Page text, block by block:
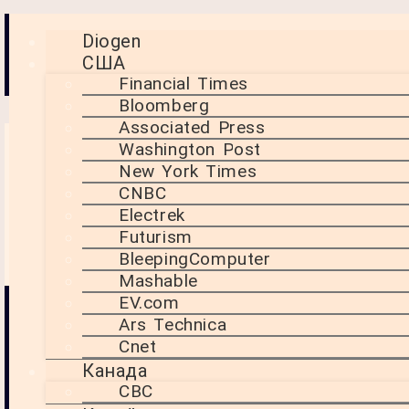
Diogen
США
Financial Times
Bloomberg
Associated Press
Washington Post
New York Times
CNBC
Electrek
Futurism
BleepingComputer
Mashable
EV.com
Ars Technica
Cnet
Канада
CBC
Новини світових ЗМІ з
аналітикою від Діогена
Wizz Air акції
стрімко впали
на 26% через
Акції авіакомпанії
Wizz Air впали на
26% через
5 Червня, 2025
21:33
Wizz Air
авіаперевезення
,